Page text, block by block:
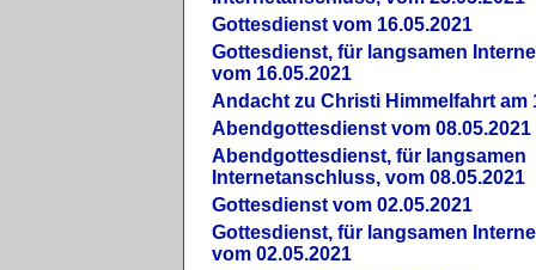
Gottesdienst vom 16.05.2021
Gottesdienst, für langsamen
vom 16.05.2021
Andacht zu Christi Himmelfahrt am
Abendgottesdienst vom 08.05.2021
Abendgottesdienst, für langsamen
Internetanschluss, vom 08.05.2021
Gottesdienst vom 02.05.2021
Gottesdienst, für langsamen
vom 02.05.2021